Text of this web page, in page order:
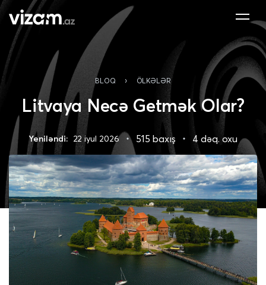
BLOQ › ÖLKƏLƏR
Litvaya Necə Getmək Olar?
Yeniləndi: 22 iyul 2026 515 baxış 4 dəq. oxu